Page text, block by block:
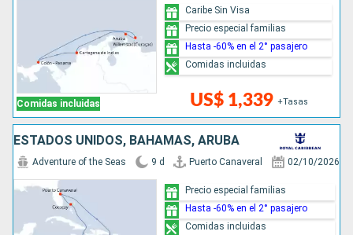
Comidas incluidas US$ 1,339 +Tasas
Caribe Sin Visa
Precio especial familias
Hasta -60% en el 2° pasajero
Comidas incluidas
ESTADOS UNIDOS, BAHAMAS, ARUBA
Adventure of the Seas 9 d Puerto Canaveral 02/10/2026
Precio especial familias
Hasta -60% en el 2° pasajero
Comidas incluidas